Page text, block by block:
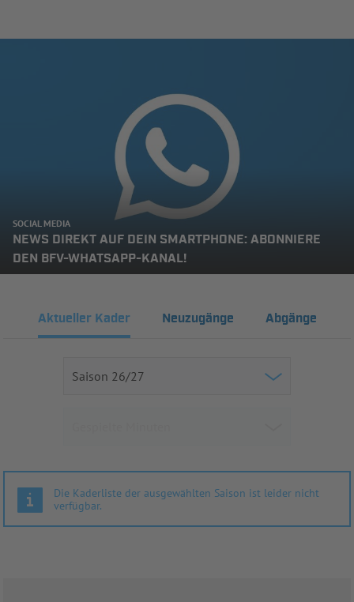
SOCIAL MEDIA
NEWS DIREKT AUF DEIN SMARTPHONE: ABONNIERE
DEN BFV-WHATSAPP-KANAL!
Aktueller Kader Neuzugänge Abgänge
Die Kaderliste der ausgewählten Saison ist leider nicht
verfügbar.